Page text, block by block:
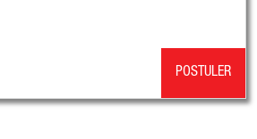
POSTULER